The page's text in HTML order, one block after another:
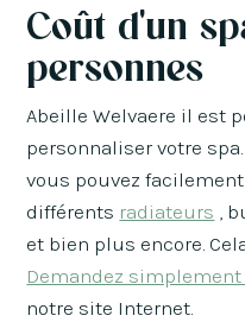
Coût d'un
personnes
Abeille Welvaere il est
personnaliser votre
vous pouvez
différents radiateurs ,
et bien plus encore.
Demandez
notre site Internet.